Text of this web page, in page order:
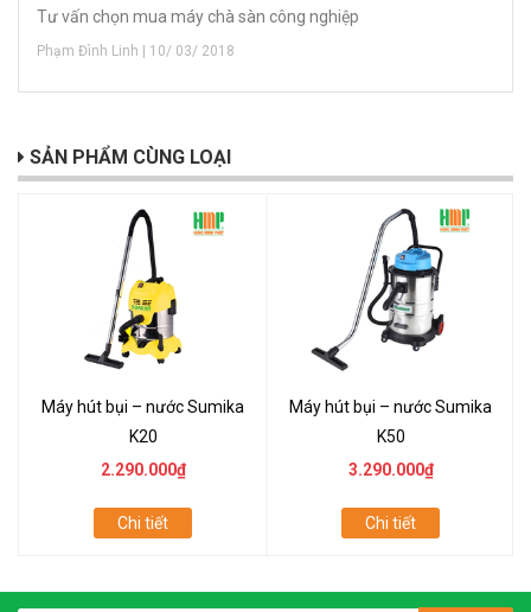
Tư vấn chọn mua máy chà sàn công nghiệp
Phạm Đình Linh | 10/ 03/ 2018
SẢN PHẨM CÙNG LOẠI
Máy hút bụi – nước Sumika
K20
2.290.000₫
Chi tiết
Máy hút bụi – nước Sumika
K50
3.290.000₫
Chi tiết